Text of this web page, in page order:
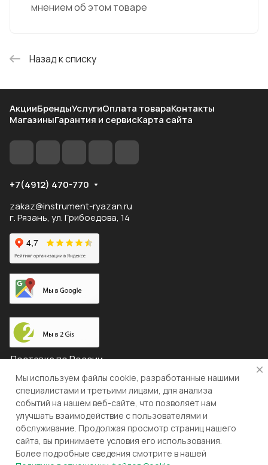
мнением об этом товаре
Назад к списку
АкцииБрендыУслугиОплата товараКонтакты
МагазиныГарантия и сервисКарта сайта
+7(4912) 470-770
zakaz@instrument-ryazan.ru
г. Рязань, ул. Грибоедова, 14
Доставка по России
© 2026 "ЛЕВША"
Конфиденциальность
Оферта
Разработка и поддержка gianit.ru
Мы используем файлы cookie, разработанные нашими
специалистами и третьими лицами, для анализа
событий на нашем веб-сайте, что позволяет нам
улучшать взаимодействие с пользователями и
обслуживание. Продолжая просмотр страниц нашего
сайта, вы принимаете условия его использования.
Более подробные сведения смотрите в нашей